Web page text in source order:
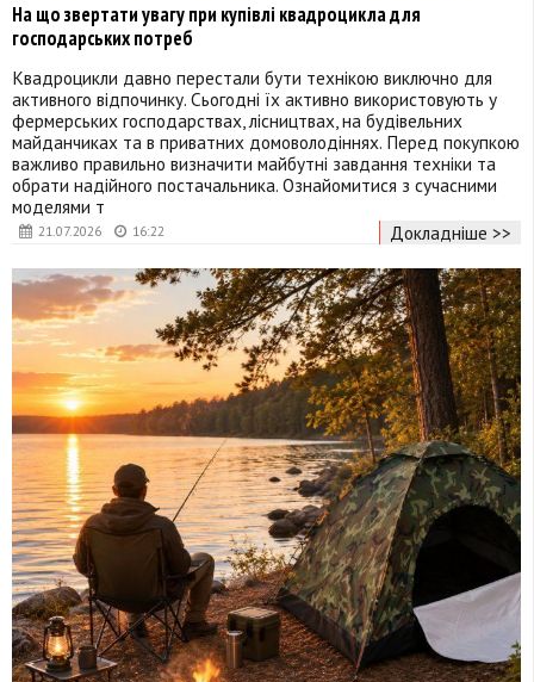
21.07.2026 16:22
На що звертати увагу при купівлі квадроцикла для
господарських потреб
Квадроцикли давно перестали бути технікою виключно для
активного відпочинку. Сьогодні їх активно використовують у
фермерських господарствах, лісництвах, на будівельних
майданчиках та в приватних домоволодіннях. Перед покупкою
важливо правильно визначити майбутні завдання техніки та
обрати надійного постачальника. Ознайомитися з сучасними
моделями т
Докладніше >>